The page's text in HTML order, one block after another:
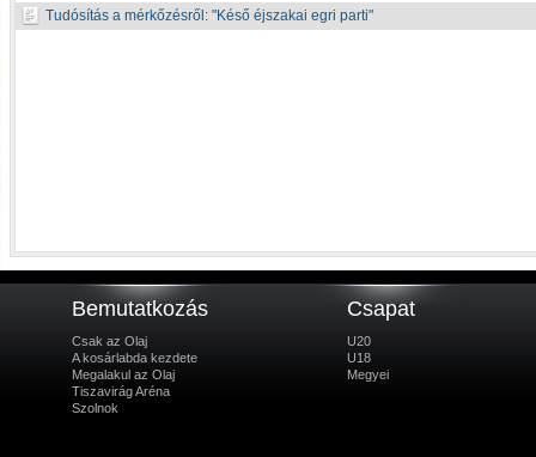
Tudósítás a mérkőzésről: Késő éjszakai egri parti
Bemutatkozás
Csak az Olaj
A kosárlabda kezdete
Megalakul az Olaj
Tiszavirág Aréna
Szolnok
Csapat
U20
U18
Megyei